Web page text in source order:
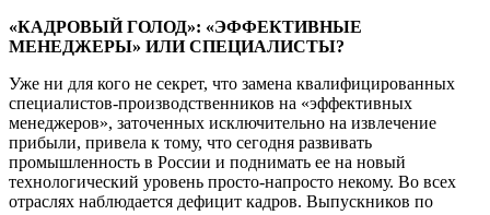
«КАДРОВЫЙ ГОЛОД»: «ЭФФЕКТИВНЫЕ
МЕНЕДЖЕРЫ» ИЛИ СПЕЦИАЛИСТЫ?
Уже ни для кого не секрет, что замена квалифицированных
специалистов-производственников на «эффективных
менеджеров», заточенных исключительно на извлечение
прибыли, привела к тому, что сегодня развивать
промышленность в России и поднимать ее на новый
технологический уровень просто-напросто некому. Во всех
отраслях наблюдается дефицит кадров. Выпускников по